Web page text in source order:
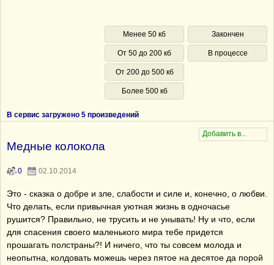
Менее 50 кб
От 50 до 200 кб
От 200 до 500 кб
Более 500 кб
Закончен
В процессе
В сервис загружено 5 произведений
Медные колокола
0 02.10.2014
Это - сказка о добре и зле, слабости и силе и, конечно, о любви.
Что делать, если привычная уютная жизнь в одночасье
рушится? Правильно, не трусить и не унывать! Ну и что, если
для спасения своего маленького мира тебе придется
прошагать полстраны?! И ничего, что ты совсем молода и
неопытна, колдовать можешь через пятое на десятое да порой